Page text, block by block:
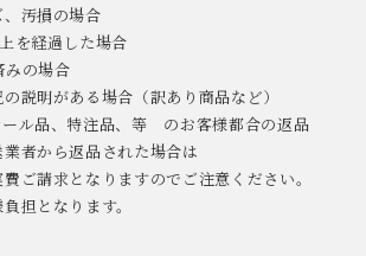
、汚損の場合
を経過した場合
みの場合
説明がある場合（訳あり商品など）
ール品、特注品、等 のお客様都合の返品
者から返品された場合は
ご請求となりますのでご注意ください。
担となります。